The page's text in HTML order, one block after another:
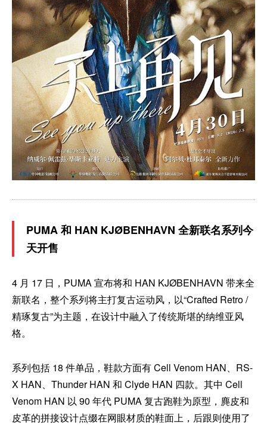
PUMA 和 HAN KJØBENHAVN 全新联名系列今
天开售
4 月 17 日，PUMA 宣布将和 HAN KJØBENHAVN 带来全
新联名，整个系列将主打复古运动风，以“Crafted Retro /
精琢复古”为主题，在设计中融入了传统斯堪的纳维亚风
格。
系列包括 18 件单品，鞋款方面有 Cell Venom HAN、RS-
X HAN、Thunder HAN 和 Clyde HAN 四款。其中 Cell
Venom HAN 以 90 年代 PUMA 复古跑鞋为原型，麂皮和
皮革的拼接设计点缀在网眼材质的鞋面上，后跟则使用了